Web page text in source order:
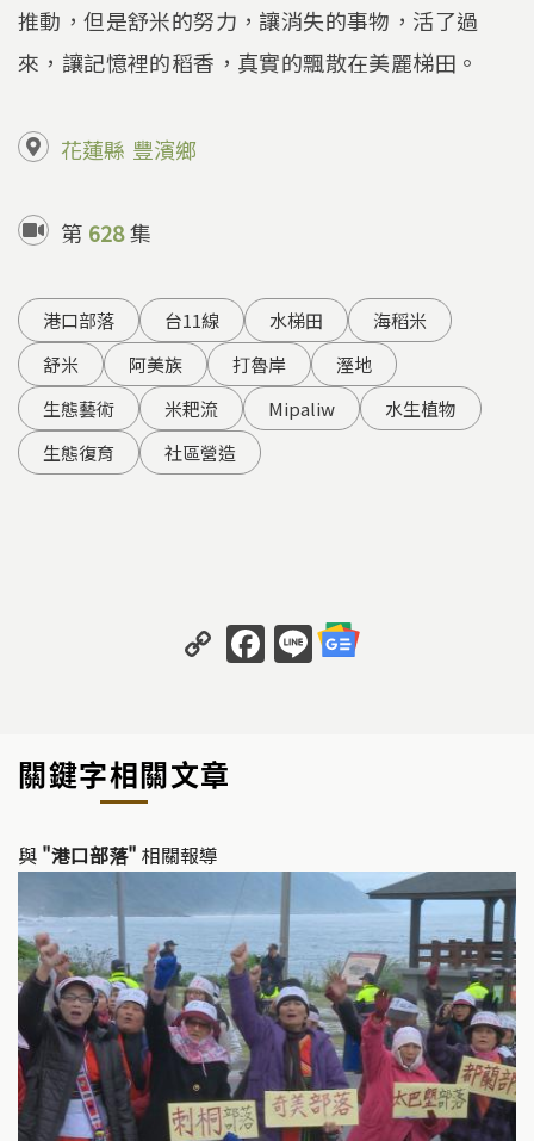
推動，但是舒米的努力，讓消失的事物，活了過
來，讓記憶裡的稻香，真實的飄散在美麗梯田。
花蓮縣 豐濱鄉
第 628集
港口部落 台11線 水梯田
海稻米
舒米
阿美族 打魯岸
溼地
生態藝術
米耙流 Mipaliw
水生植物
生態復育
社區營造
C
o
y
Li
k
F
a
o
k
Li
n
關鍵字相關文章
與 "港口部落" 相關報導